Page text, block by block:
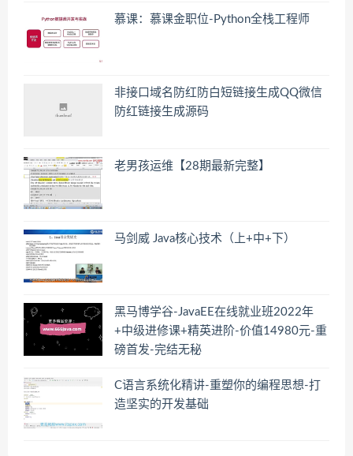
慕课：慕课金职位-Python全栈工程师
非接口域名防红防白短链接生成QQ微信
防红链接生成源码
老男孩运维【28期最新完整】
马剑威 Java核心技术（上+中+下）
黑马博学谷-JavaEE在线就业班2022年
+中级进修课+精英进阶-价值14980元-重
磅首发-完结无秘
C语言系统化精讲-重塑你的编程思想-打
造坚实的开发基础